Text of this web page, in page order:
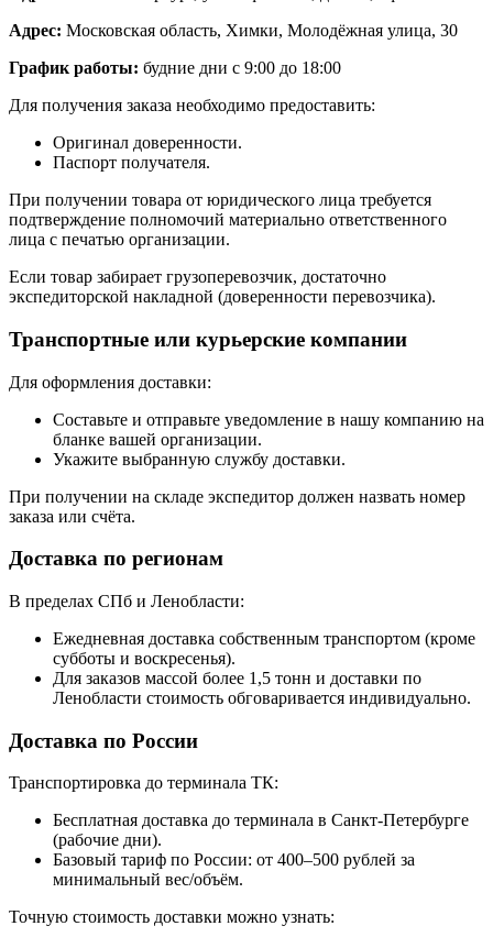
Адрес: Московская область, Химки, Молодёжная улица, 30
График работы: будние дни с 9:00 до 18:00
Для получения заказа необходимо предоставить:
Оригинал доверенности.
Паспорт получателя.
При получении товара от юридического лица требуется
подтверждение полномочий материально ответственного
лица с печатью организации.
Если товар забирает грузоперевозчик, достаточно
экспедиторской накладной (доверенности перевозчика).
Транспортные или курьерские компании
Для оформления доставки:
Составьте и отправьте уведомление в нашу компанию на
бланке вашей организации.
Укажите выбранную службу доставки.
При получении на складе экспедитор должен назвать номер
заказа или счёта.
Доставка по регионам
В пределах СПб и Ленобласти:
Ежедневная доставка собственным транспортом (кроме
субботы и воскресенья).
Для заказов массой более 1,5 тонн и доставки по
Ленобласти стоимость обговаривается индивидуально.
Доставка по России
Транспортировка до терминала ТК:
Бесплатная доставка до терминала в Санкт-Петербурге
(рабочие дни).
Базовый тариф по России: от 400–500 рублей за
минимальный вес/объём.
Точную стоимость доставки можно узнать: